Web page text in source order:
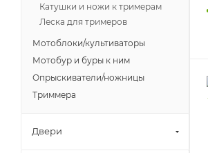
Катушки и ножи к тримерам
Леска для тримеров
Мотоблоки/культиваторы
Мотобур и буры к ним
Опрыскиватели/ножницы
Триммера
Двери